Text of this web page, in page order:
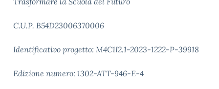
C.U.P. B54D23006370006
Identificativo progetto: M4C1I2.1-2023-1222-P-39918
Edizione numero: 1302-ATT-946-E-4